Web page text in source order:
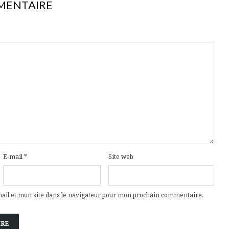
E-mail* Site web
et mon site dans le navigateur pour mon prochain commentaire.